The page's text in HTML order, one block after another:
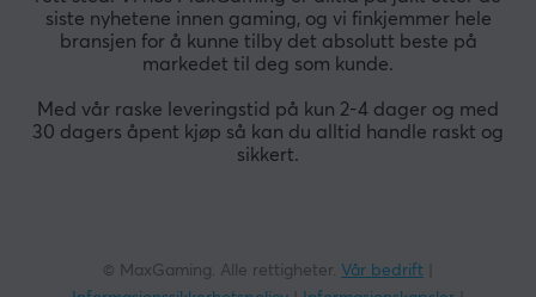
siste nyhetene innen gaming, og vi finkjemmer hele
bransjen for å kunne tilby det absolutt beste på
markedet til deg som kunde.
Med vår raske leveringstid på kun 2-4 dager og med
30 dagers åpent kjøp så kan du alltid handle raskt og
sikkert.
© MaxGaming. Alle rettigheter. Vår bedrift